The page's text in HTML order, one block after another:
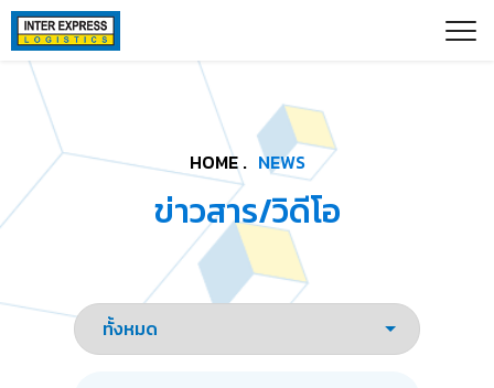
Paste this code as high in the of the page as possible:
HOME . NEWS
ข่าวสาร/วิดีโอ